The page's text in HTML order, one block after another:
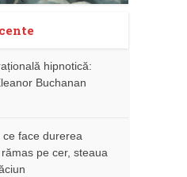
hipnotică:
Buchanan
ce face durerea
pe cer, steaua